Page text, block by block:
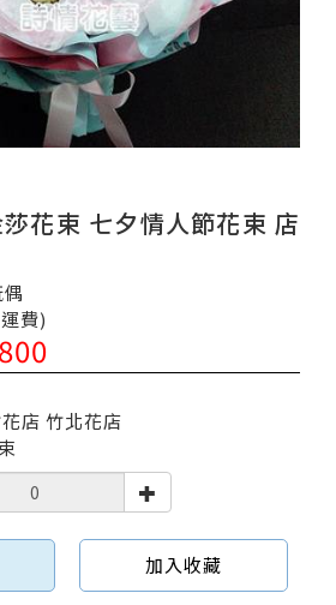
花束 七夕情人節花束 店
費)
店 竹北花店
加入收藏